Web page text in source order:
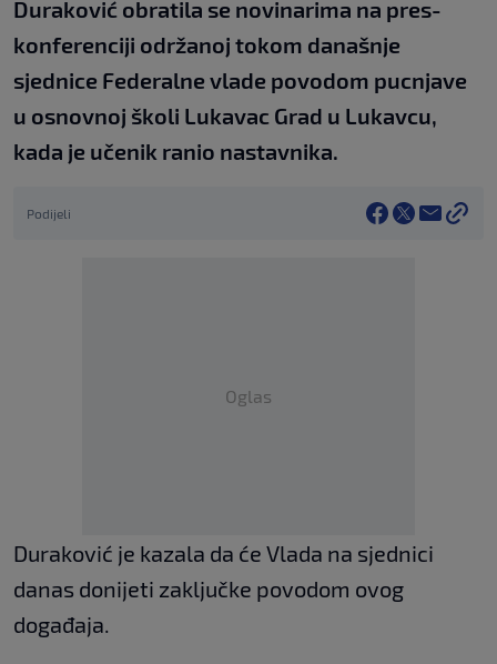
Duraković obratila se novinarima na pres-
konferenciji održanoj tokom današnje
sjednice Federalne vlade povodom pucnjave
u osnovnoj školi Lukavac Grad u Lukavcu,
kada je učenik ranio nastavnika.
Podijeli
Oglas
Duraković je kazala da će Vlada na sjednici
danas donijeti zaključke povodom ovog
događaja.